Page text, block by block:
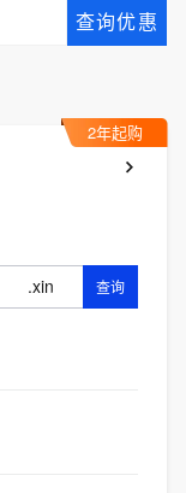
查询优惠
2年起购
.xin 查询